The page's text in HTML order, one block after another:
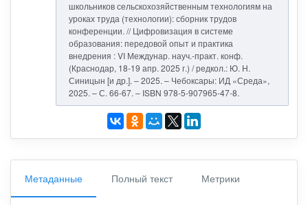
школьников сельскохозяйственным технологиям на
уроках труда (технологии): сборник трудов
конференции. // Цифровизация в системе
образования: передовой опыт и практика
внедрения : VI Междунар. науч.-практ. конф.
(Краснодар, 18-19 апр. 2025 г.) / редкол.: Ю. Н.
Синицын [и др.]. – 2025. – Чебоксары: ИД «Среда»,
2025. – С. 66-67. – ISBN 978-5-907965-47-8.
Метаданные Полный текст Метрики